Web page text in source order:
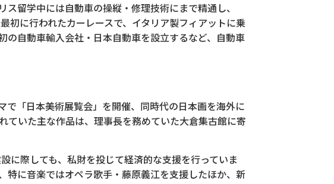
留学中には自動車の操縦・修理技術にまで精通し、
初に行われたカーレースで、イタリア製フィアットに乗
の自動車輸入会社・日本自動車を設立するなど、自動車
「日本美術展覧会」を開催、同時代の日本画を海外に
ていた主な作品は、理事長を務めていた大倉集古館に寄
に際しても、私財を投じて経済的な支援を行っていま
特に音楽ではオペラ歌手・藤原義江を支援したほか、新